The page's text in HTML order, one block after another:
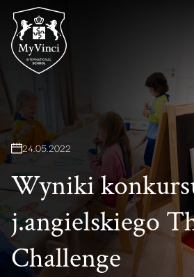
24.05.2022
Wyniki
j.angielskiego
Challenge